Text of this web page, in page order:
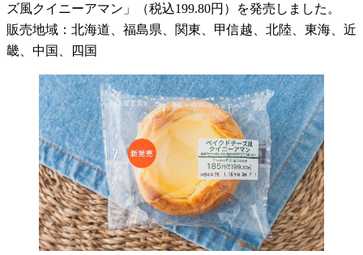
ズ風クイニーアマン」（税込199.80円）を発売しました。
販売地域：北海道、福島県、関東、甲信越、北陸、東海、近
畿、中国、四国